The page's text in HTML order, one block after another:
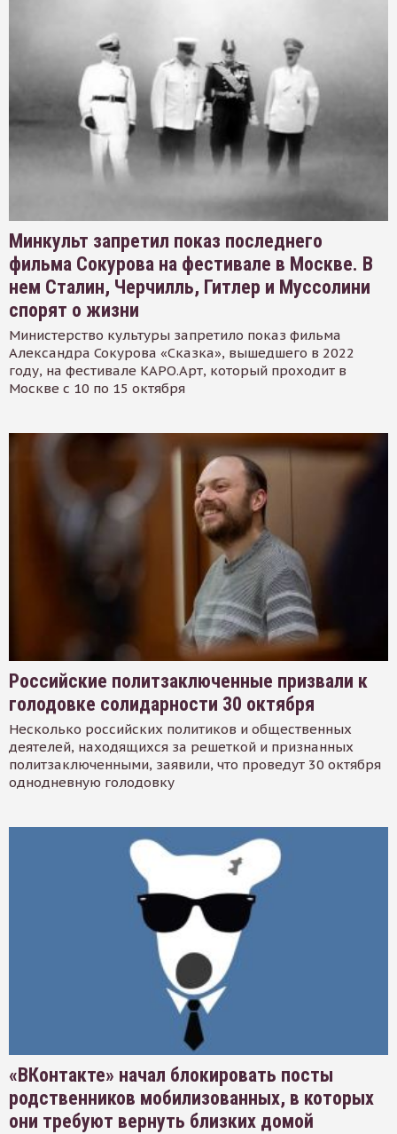
Минкульт запретил показ последнего
фильма Сокурова на фестивале в Москве. В
нем Сталин, Черчилль, Гитлер и Муссолини
спорят о жизни
Министерство культуры запретило показ фильма
Александра Сокурова «Сказка», вышедшего в 2022
году, на фестивале КАРО.Арт, который проходит в
Москве с 10 по 15 октября
Российские политзаключенные призвали к
голодовке солидарности 30 октября
Несколько российских политиков и общественных
деятелей, находящихся за решеткой и признанных
политзаключенными, заявили, что проведут 30 октября
однодневную голодовку
«ВКонтакте» начал блокировать посты
родственников мобилизованных, в которых
они требуют вернуть близких домой